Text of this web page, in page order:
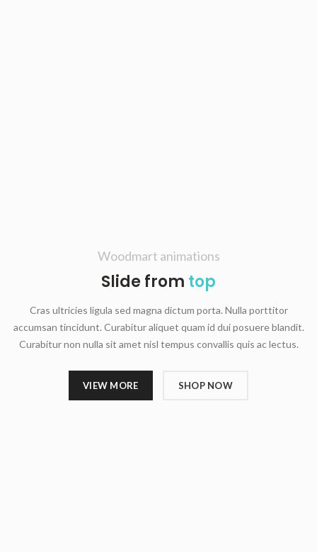
Woodmart animations
Slide from top
Cras ultricies ligula sed magna dictum porta. Nulla porttitor
accumsan tincidunt. Curabitur aliquet quam id dui posuere blandit.
Curabitur non nulla sit amet nisl tempus convallis quis ac lectus.
VIEW MORE SHOP NOW